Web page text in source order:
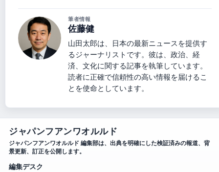
筆者情報
佐藤健
山田太郎は、日本の最新ニュースを提供す
るジャーナリストです。彼は、政治、経
済、文化に関する記事を執筆しています。
読者に正確で信頼性の高い情報を届けるこ
とを使命としています。
ジャパンフアンワオルルド
ジャパンフアンワオルルド 編集部は、出典を明確にした検証済みの報道、背
景更新、訂正を公開します。
編集デスク